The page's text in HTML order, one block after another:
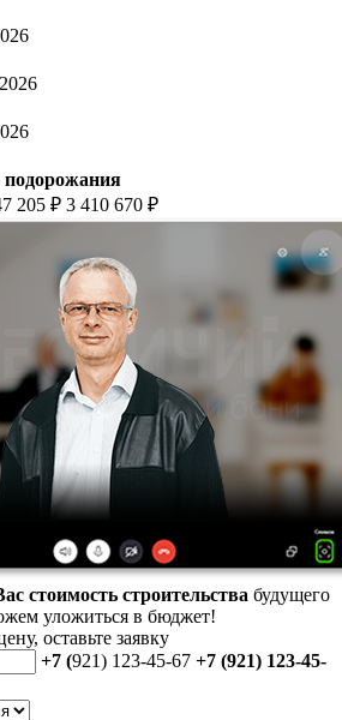
подорожания
205 ₽ 3 410 670 ₽
стоимость строительства будущего
уложиться в бюджет!
, оставьте заявку
+7 (921) 123-45-67 +7 (921) 123-45-